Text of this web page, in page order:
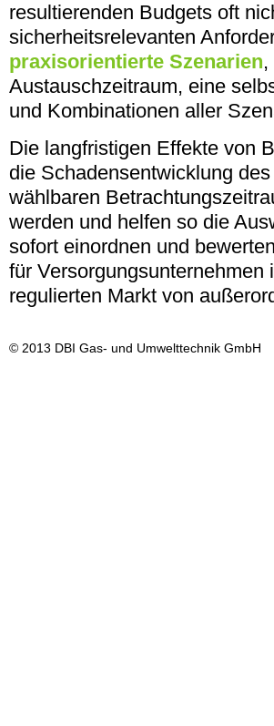
resultierenden Budgets oft
sicherheitsrelevanten
praxisorientierte Szenarien
Austauschzeitraum, eine
und Kombinationen aller
Die langfristigen Effekte von
die Schadensentwicklung
wählbaren
werden und helfen so die
sofort einordnen und
für
regulierten Markt von
© 2013 DBI Gas- und Umwelttechnik GmbH